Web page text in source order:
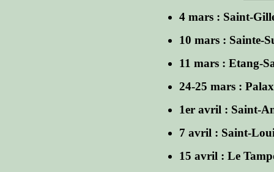
4 mars : Saint-
10 mars : Sainte-
11 mars : Etang-
24-25 mars :
1er avril : Saint-
7 avril : Saint-
15 avril : Le